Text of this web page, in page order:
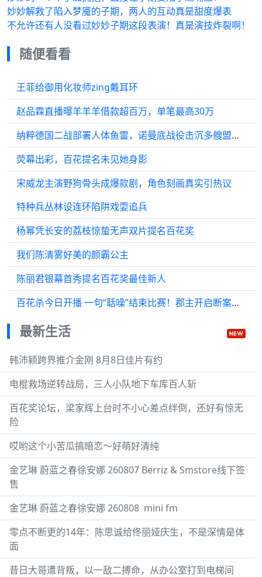
妙妙解救了陷入梦魇的子期，两人的互动真是甜度爆表
不允许还有人没看过妙妙子期这段表演！真是演技炸裂啊！
随便看看
王菲给御用化妆师zing戴耳环
赵品霖直播曝羊羊羊借款超百万，单笔最高30万
纳粹德国二战部署人体鱼雷，诺曼底战役击沉多艘盟军舰艇
荧幕出彩，百花提名未见她身影
宋威龙主演野狗骨头成爆款剧，角色刻画真实引热议
特种兵丛林设连环陷阱戏耍追兵
杨幂凭长安的荔枝惊蛰无声双片提名百花奖
我们陈清雾好美的颜霸公主
陈丽君银幕首秀提名百花奖最佳新人
百花杀今日开播 一句“聒噪”结束比赛！郡主开启断案模式孟子义 沈汐和
最新生活
韩沛颖跨界推介金刚 8月8日佳片有约
电棍救场逆转战局，三人小队地下车库百人斩
百花奖论坛，梁家辉上台时不小心差点绊倒，还好有惊无
险
哎哟这个小苦瓜搞暗恋～好萌好清纯
金艺琳 蔚蓝之春徐安娜 260807 Berriz & Smstore线下签
售
金艺琳 蔚蓝之春徐安娜 260808 ​​​ mini fm
零点不断更的14年：陈思诚给佟丽娅庆生，不是深情是体
面
昔日大哥遭背叛，以一敌二搏命，从办公室打到电梯间